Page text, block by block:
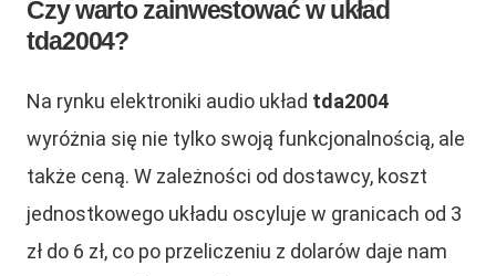
Czy warto zainwestować w układ
tda2004?
Na rynku elektroniki audio układ tda2004
wyróżnia się nie tylko swoją funkcjonalnością, ale
także ceną. W zależności od dostawcy, koszt
jednostkowego układu oscyluje w granicach od 3
zł do 6 zł, co po przeliczeniu z dolarów daje nam